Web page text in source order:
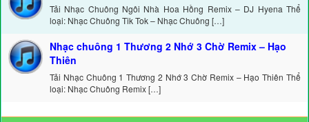
Tải Nhạc Chuông Ngôi Nhà Hoa Hồng Remix – DJ Hyena Thể
loại: Nhạc Chuông Tik Tok – Nhạc Chuông […]
Nhạc chuông 1 Thương 2 Nhớ 3 Chờ Remix – Hạo
Thiên
Tải Nhạc Chuông 1 Thương 2 Nhớ 3 Chờ Remix – Hạo Thiên Thể
loại: Nhạc Chuông Remix […]